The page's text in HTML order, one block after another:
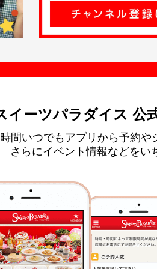
イーツパラダイス 公
間いつでもアプリから予約や
さらにイベント情報などをい